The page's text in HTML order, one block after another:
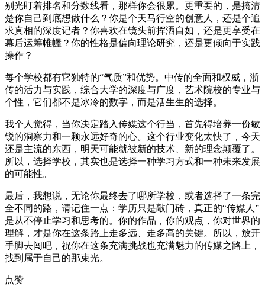
别光盯着排名和分数线看，那样你会很累。更重要的，是搞清
楚你自己到底想做什么？你是个天马行空的创意人，还是个追
求真相的深度记者？你喜欢在镜头前挥洒自如，还是更享受在
幕后运筹帷幄？你的性格是偏向理论研究，还是更倾向于实践
操作？
每个学校都有它独特的“气质”和优势。中传的全面和权威，浙
传的活力与实践，综合大学的深度与广度，艺术院校的专业与
个性，它们都不是冰冷的数字，而是活生生的选择。
我个人觉得，当你决定踏入传媒这个行当，首先得培养一份敏
锐的洞察力和一颗永远好奇的心。这个行业变化太快了，今天
还是主流的东西，明天可能就被新的技术、新的理念颠覆了。
所以，选择学校，其实也是选择一种学习方式和一种未来发展
的可能性。
最后，我想说，无论你最终去了哪所学校，或者选择了一条完
全不同的路，请记住一点：学历只是敲门砖，真正的“传媒人”
是从不停止学习和思考的。你的作品，你的观点，你对世界的
理解，才是你在这条路上走多远、走多高的关键。所以，放开
手脚去闯吧，祝你在这条充满挑战也充满魅力的传媒之路上，
找到属于自己的那束光。
点赞